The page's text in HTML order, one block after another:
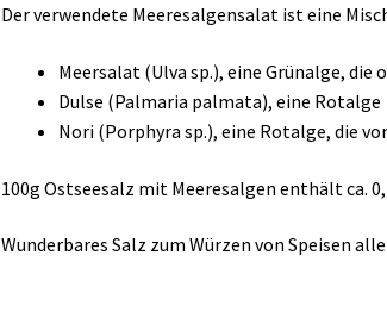
Der verwendete Meeresalgensalat ist eine
Meersalat (Ulva sp.), eine Grünalge,
Dulse (Palmaria palmata), eine Rotalge
Nori (Porphyra sp.), eine Rotalge, die
100g Ostseesalz mit Meeresalgen enthält ca.
Wunderbares Salz zum Würzen von Speisen